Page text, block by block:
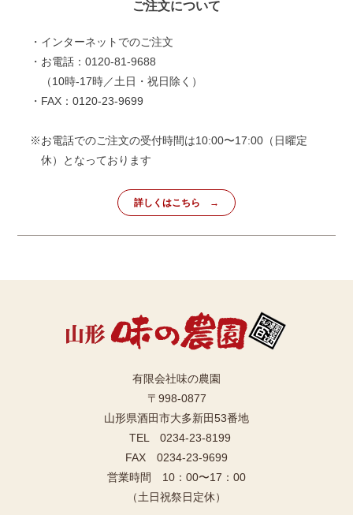
ご注文について
・インターネットでのご注文
・お電話：0120-81-9688
（10時-17時／土日・祝日除く）
・FAX：0120-23-9699
※お電話でのご注文の受付時間は10:00〜17:00（日曜定
休）となっております
詳しくはこちら
有限会社味の農園
〒998-0877
山形県酒田市大多新田53番地
TEL 0234-23-8199
FAX 0234-23-9699
営業時間 10：00〜17：00
（土日祝祭日定休）